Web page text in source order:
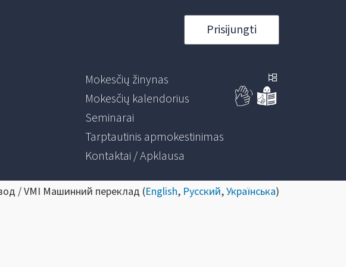
Prisijungti
Mokesčių žinynas
Mokesčių kalendorius
Seminarai
Tarptautinis apmokestinimas
Kontaktai / Apklausa
/ VMI Машинний переклад (English, Русский,Українська)